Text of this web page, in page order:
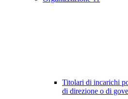
Titolari di incarichi
di direzione o di